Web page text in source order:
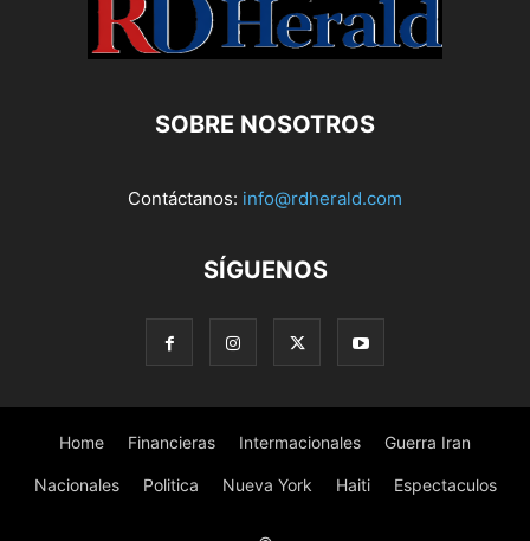
SOBRE NOSOTROS
Contáctanos: info@rdherald.com
SÍGUENOS
Home Financieras Intermacionales Guerra Iran
Nacionales Politica Nueva York Haiti Espectaculos